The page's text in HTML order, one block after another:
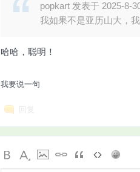
popkart 发表于 2025-8-
我如果不是亚历山大，
哈哈，聪明！
我要说一句